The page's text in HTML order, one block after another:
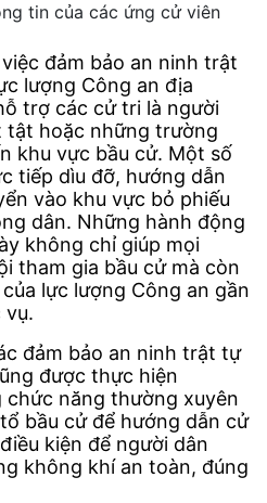
tin của các ứng cử viên
đảm bảo an ninh trật
lượng Công an địa
trợ các cử tri là người
tật hoặc những trường
khu vực bầu cử. Một số
tiếp dìu đỡ, hướng dẫn
vào khu vực bỏ phiếu
dân. Những hành động
không chỉ giúp mọi
tham gia bầu cử mà còn
lực lượng Công an gần
vụ.
đảm bảo an ninh trật tự
được thực hiện
chức năng thường xuyên
bầu cử để hướng dẫn cử
kiện để người dân
không khí an toàn, đúng